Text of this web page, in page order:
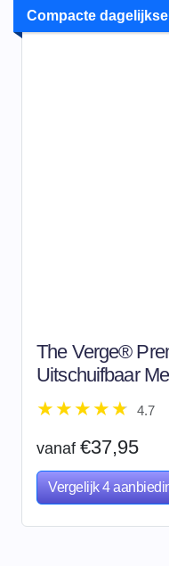
Compacte
The Verge®
Uitschuifbaar
Pasjeshouder
RFID
– 12 pasjes -…
4.7
vanaf €37,95
Vergelijk 4